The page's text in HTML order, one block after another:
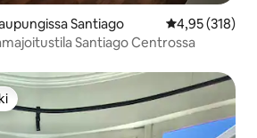
Santiago
4,95 (318)
Santiago Centrossa
parhaimmistoa